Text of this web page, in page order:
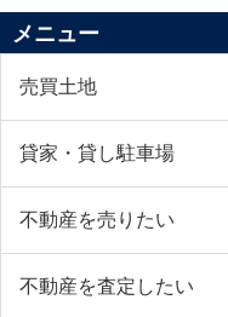
メニュー
売買土地
貸家・貸し駐車場
不動産を売りたい
不動産を査定したい